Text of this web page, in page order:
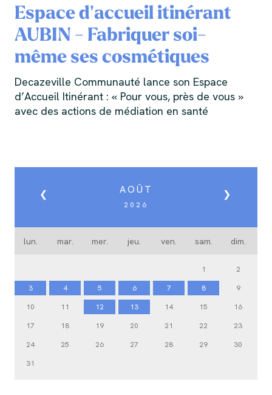
Espace d'accueil itinérant
AUBIN - Fabriquer soi-
même ses cosmétiques
Decazeville Communauté lance son Espace
d’Accueil Itinérant : « Pour vous, près de vous »
avec des actions de médiation en santé
❮ ❯
AOÛT
2026
lun. mar. mer. jeu. ven. sam. dim.
1
2
3
4 5 6 7 8
9
10
11 12 13 14 15
16
17
18 19 20 21 22
23
24
25 26 27 28 29
30
31